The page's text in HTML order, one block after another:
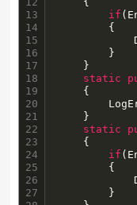
13
14
15
16
17
18
19
20
21
22
23
24
25
26
27
if
			Debug.Log(message,context);
static
static
if
			Debug.LogError(message,context);